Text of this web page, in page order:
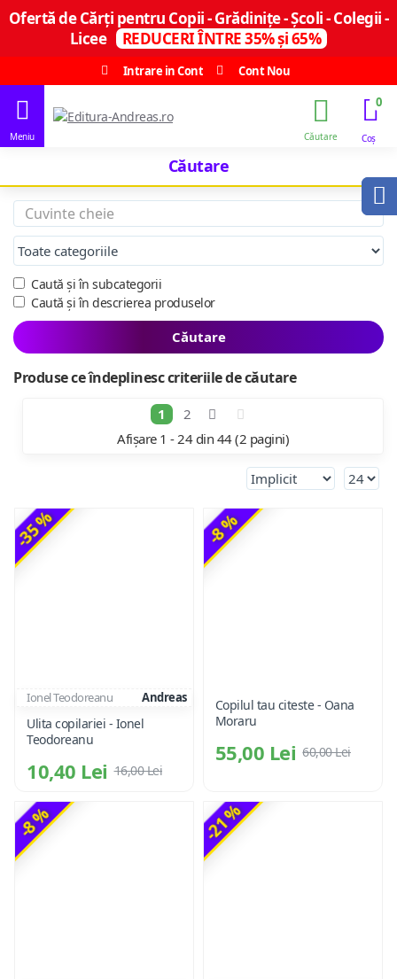
Ofertă de Cărți pentru Copii - Grădinițe - Școli - Colegii -
Licee
REDUCERI ÎNTRE 35% și 65%
Intrare in Cont
Cont Nou
0
Căutare
Caută și în subcategorii
Caută și în descrierea produselor
Căutare
Produse ce îndeplinesc criteriile de căutare
1
2
Afișare 1 - 24 din 44 (2 pagini)
-35 %
Ionel Teodoreanu Andreas
Ulita copilariei - Ionel
Teodoreanu
10,40 Lei 16,00 Lei
-8 %
Copilul tau citeste - Oana
Moraru
55,00 Lei 60,00 Lei
-8 % -21 %